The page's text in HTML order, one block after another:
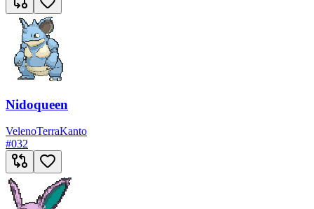
Nidoqueen
VelenoTerraKanto
#032